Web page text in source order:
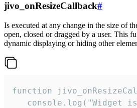
jivo_onResizeCallback#
Is executed at any change in the size of
open, closed or dragged by a user. This
dynamic displaying or hiding other
function
console.log("Widget